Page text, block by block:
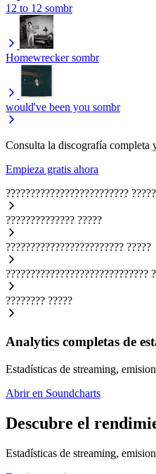
12 to 12 sombr
Homewrecker sombr
would've been you sombr
Consulta la discografía completa
Empieza gratis ahora
????????????????????????? ?????
?????????????? ?????
???????????????????????? ?????
?????????????????????????????
???????? ?????
Analytics completas de
Estadísticas de streaming,
Abrir en Soundcharts
Descubre el
Estadísticas de streaming,